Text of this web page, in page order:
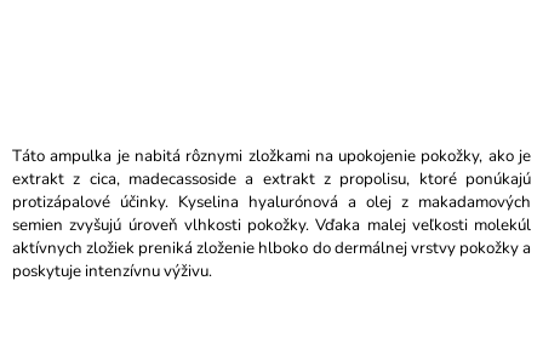
Táto ampulka je nabitá rôznymi zložkami na upokojenie pokožky, ako je
extrakt z cica, madecassoside a extrakt z propolisu, ktoré ponúkajú
protizápalové účinky. Kyselina hyalurónová a olej z makadamových
semien zvyšujú úroveň vlhkosti pokožky. Vďaka malej veľkosti molekúl
aktívnych zložiek preniká zloženie hlboko do dermálnej vrstvy pokožky a
poskytuje intenzívnu výživu.
O
R
Ú
Č
A
M